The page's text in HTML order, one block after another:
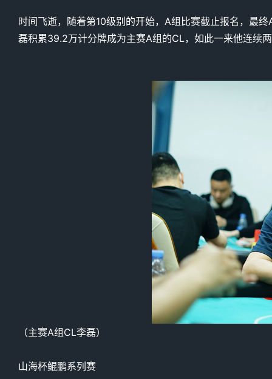
时间飞逝，随着第10级别的开始，A组比赛截止报名，最
磊积累39.2万计分牌成为主赛A组的CL，如此一来他连续
（主赛A组CL李磊）
山海杯鲲鹏系列赛